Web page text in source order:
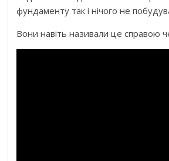
фундаменту так і нічого не
Вони навіть називали це справою